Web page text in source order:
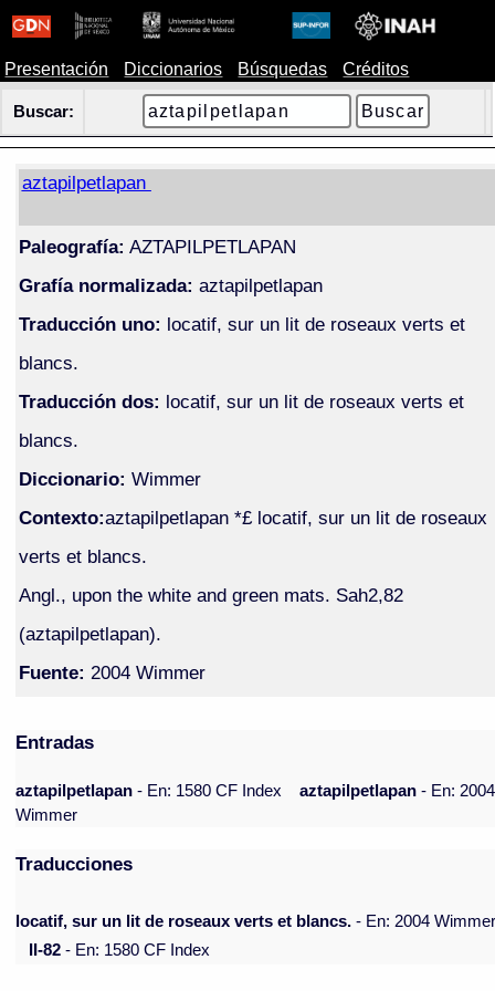
Presentación Diccionarios Búsquedas Créditos
Buscar:
aztapilpetlapan
Paleografía: AZTAPILPETLAPAN
Grafía normalizada: aztapilpetlapan
Traducción uno: locatif, sur un lit de roseaux verts et
blancs.
Traducción dos: locatif, sur un lit de roseaux verts et
blancs.
Diccionario: Wimmer
Contexto:aztapilpetlapan *£ locatif, sur un lit de roseaux
verts et blancs.
Angl., upon the white and green mats. Sah2,82
(aztapilpetlapan).
Fuente: 2004 Wimmer
Entradas
aztapilpetlapan- En: 1580 CF Index aztapilpetlapan- En: 2004
Wimmer
Traducciones
locatif, sur un lit de roseaux verts et blancs. - En: 2004
II-82 - En: 1580 CF Index